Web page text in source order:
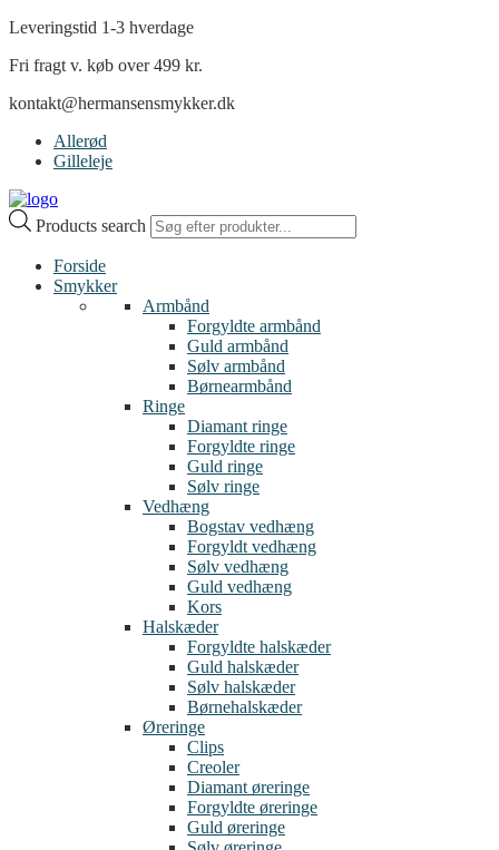
Leveringstid 1-3 hverdage
Fri fragt v. køb over 499 kr.
kontakt@hermansensmykker.dk
Allerød
Gilleleje
Products search
Forside
Smykker
Armbånd
Forgyldte armbånd
Guld armbånd
Sølv armbånd
Børnearmbånd
Ringe
Diamant ringe
Forgyldte ringe
Guld ringe
Sølv ringe
Vedhæng
Bogstav vedhæng
Forgyldt vedhæng
Sølv vedhæng
Guld vedhæng
Kors
Halskæder
Forgyldte halskæder
Guld halskæder
Sølv halskæder
Børnehalskæder
Øreringe
Clips
Creoler
Diamant øreringe
Forgyldte øreringe
Guld øreringe